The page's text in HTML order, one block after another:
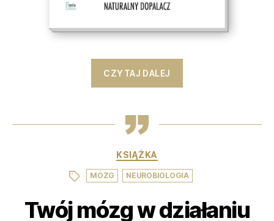
CZYTAJ DALEJ
Kategorie
KSIĄŻKA
TagiMÓZG NEUROBIOLOGIA
Twój mózg w działaniu